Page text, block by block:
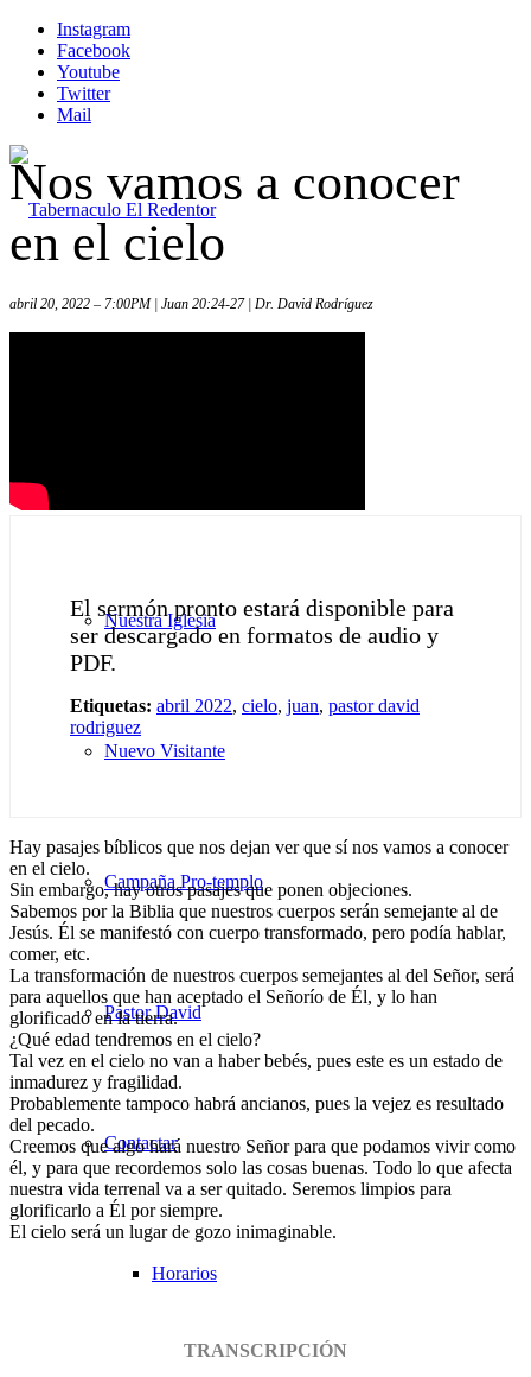
Instagram
Facebook
Youtube
Twitter
Mail
Nuestra Iglesia
Nuevo Visitante
Campaña Pro-templo
Pastor David
Contactar
Horarios
Nos vamos a conocer
en el cielo
abril 20, 2022 – 7:00PM | Juan 20:24-27 | Dr. David Rodríguez
El sermón pronto estará disponible para
ser descargado en formatos de audio y
PDF.
Etiquetas: abril 2022, cielo, juan, pastor david
rodriguez
Hay pasajes bíblicos que nos dejan ver que sí nos vamos a conocer
en el cielo.
Sin embargo, hay otros pasajes que ponen objeciones.
Sabemos por la Biblia que nuestros cuerpos serán semejante al de
Jesús. Él se manifestó con cuerpo transformado, pero podía hablar,
comer, etc.
La transformación de nuestros cuerpos semejantes al del Señor, será
para aquellos que han aceptado el Señorío de Él, y lo han
glorificado en la tierra.
¿Qué edad tendremos en el cielo?
Tal vez en el cielo no van a haber bebés, pues este es un estado de
inmadurez y fragilidad.
Probablemente tampoco habrá ancianos, pues la vejez es resultado
del pecado.
Creemos que algo hará nuestro Señor para que podamos vivir como
él, y para que recordemos solo las cosas buenas. Todo lo que afecta
nuestra vida terrenal va a ser quitado. Seremos limpios para
glorificarlo a Él por siempre.
El cielo será un lugar de gozo inimaginable.
TRANSCRIPCIÓN